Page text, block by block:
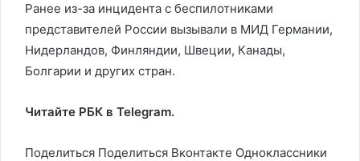
Ранее из-за инцидента с беспилотниками
представителей России вызывали в МИД Германии,
Нидерландов, Финляндии, Швеции, Канады,
Болгарии и других стран.
Читайте РБК в Telegram.
Поделиться Поделиться Вконтакте Одноклассники